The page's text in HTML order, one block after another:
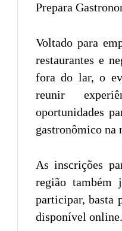
Prepara
Voltado para
restaurantes e
fora do lar, o
reunir
oportunidades
gastronômico na
As inscrições
região também
participar, basta
disponível online.